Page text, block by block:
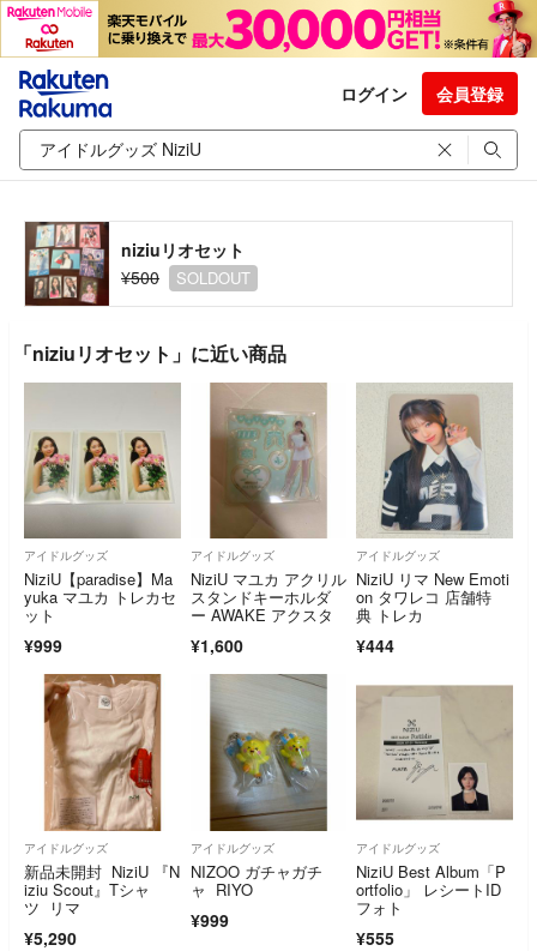
ログイン 会員登録
niziuリオセット
¥500
SOLDOUT
「niziuリオセット」に近い商品
アイドルグッズ
NiziU【paradise】Ma
yuka マユカ トレカセ
ット
¥999
アイドルグッズ
NiziU マユカ アクリル
スタンドキーホルダ
ー AWAKE アクスタ
¥1,600
アイドルグッズ
NiziU リマ New Emoti
on タワレコ 店舗特
典 トレカ
¥444
アイドルグッズ
新品未開封 NiziU 『N
iziu Scout』Tシャ
ツ リマ
¥5,290
アイドルグッズ
NIZOO ガチャガチ
ャ RIYO
¥999
アイドルグッズ
NiziU Best Album「P
ortfolio」 レシートID
フォト
¥555